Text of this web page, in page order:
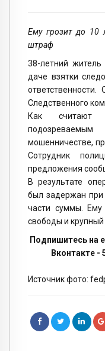
Ему грозит до 10
штраф
38-летний житель
даче взятки
Следственного
Как считают
мошенничестве,
Сотрудник
предложения
В результате
был задержан при
части суммы.
свободы и
Подпишитесь на
Вконтакте -
Источник фото: